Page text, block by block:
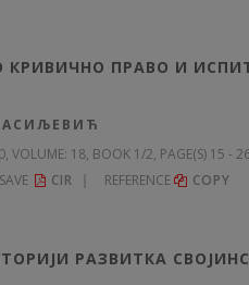
КРИВИЧНО ПРАВО И
VOLUME: 18, BOOK 1/2, PAGE(S) 15 -
SAVE CIR REFERENCE COPY
РАЗВИТКА